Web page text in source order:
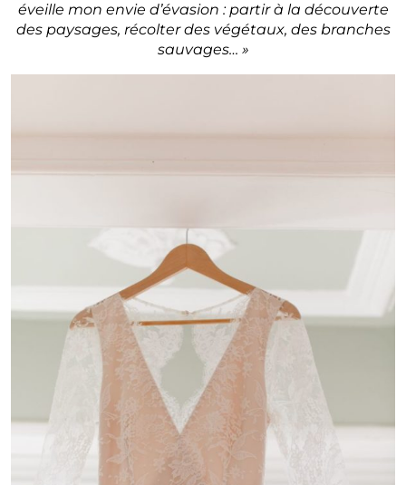
éveille mon envie d’évasion : partir à la découverte
des paysages, récolter des végétaux, des branches
sauvages… »